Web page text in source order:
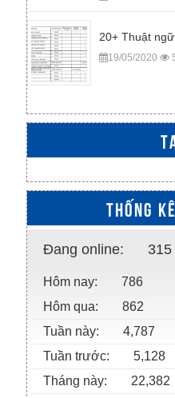
20+ Thuật
19/05/2020
THỐNG
Đang online: 315
Hôm nay:
786
Hôm qua:
862
Tuần này:
4,787
Tuần trước:
5,128
Tháng này:
22,382